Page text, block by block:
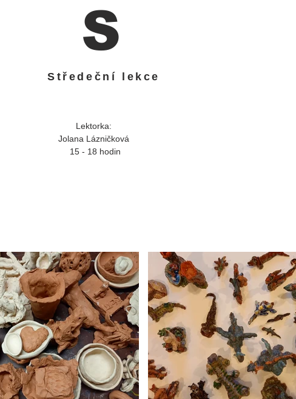
S
Středeční lekce
Lektorka:
Jolana Lázničková
15 - 18 hodin